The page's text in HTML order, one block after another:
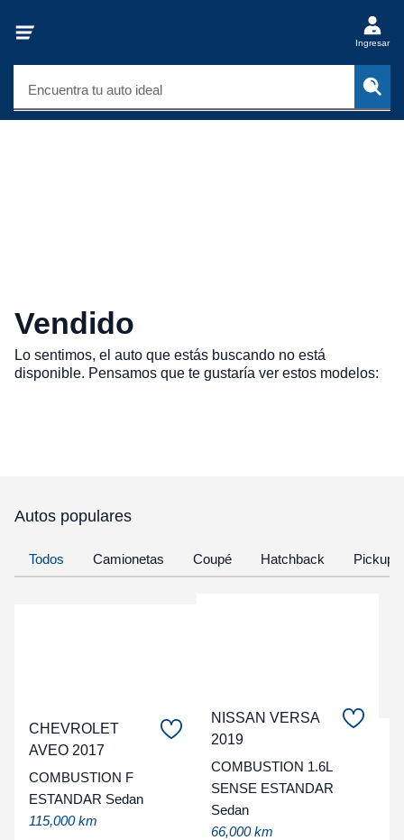
Ingresar
Encuentra tu auto ideal
Vendido
Lo sentimos, el auto que estás buscando no está
disponible. Pensamos que te gustaría ver estos modelos:
Autos populares
Todos Camionetas Coupé Hatchback Pickup
CHEVROLET
AVEO 2017
COMBUSTION F
ESTANDAR Sedan
115,000 km
NISSAN VERSA
2019
COMBUSTION 1.6L
SENSE ESTANDAR
Sedan
66,000 km